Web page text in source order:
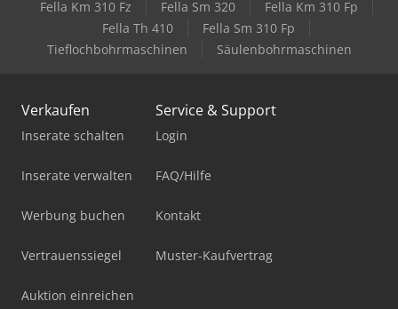
Fella Km 310 Fz Fella Sm 320
Fella Km 310 Fp
Fella Th 410
Fella Sm 310 Fp
Tieflochbohrmaschinen
Säulenbohrmaschinen
Verkaufen
Inserate schalten
Inserate verwalten
Werbung buchen
Vertrauenssiegel
Auktion einreichen
Service & Support
Login
FAQ/Hilfe
Kontakt
Muster-Kaufvertrag